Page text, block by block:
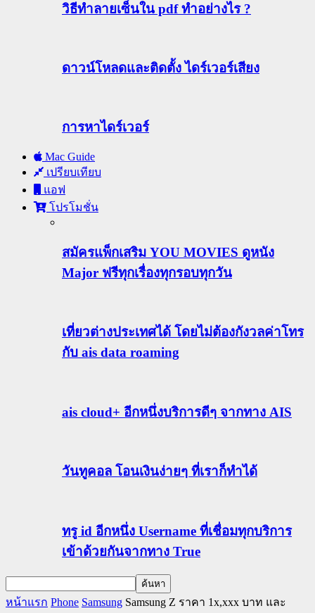
วิธีทําลายเซ็นใน pdf ทำอย่างไร ?
ดาวน์โหลดและติดตั้ง ไดร์เวอร์เสียง
การหาไดร์เวอร์
Mac Guide
เปรียบเทียบ
แอฟ
โปรโมชั่น
สมัครแพ็กเสริม YOU MOVIES ดูหนัง
Major ฟรีทุกเรื่องทุกรอบทุกวัน
เที่ยวต่างประเทศได้ โดยไม่ต้องกังวลค่าโทร
กับ ais data roaming
ais cloud+ อีกหนึ่งบริการดีๆ จากทาง AIS
วันทูคอล โอนเงินง่ายๆ ที่เราก็ทำได้
ทรู id อีกหนึ่ง Username ที่เชื่อมทุกบริการ
เข้าด้วยกันจากทาง True
หน้าแรก Phone Samsung Samsung Z ราคา 1x,xxx บาท และ